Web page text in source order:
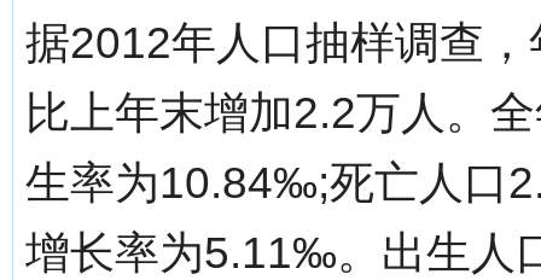
据2012年人口抽样调查
比上年末增加2.2万人。
生率为10.84‰;死亡人口
增长率为5.11‰。出生人